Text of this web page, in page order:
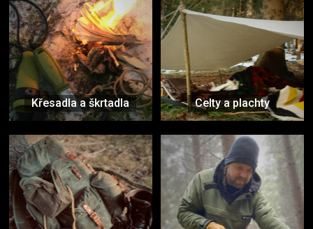
Křesadla a škrtadla Celty a plachty